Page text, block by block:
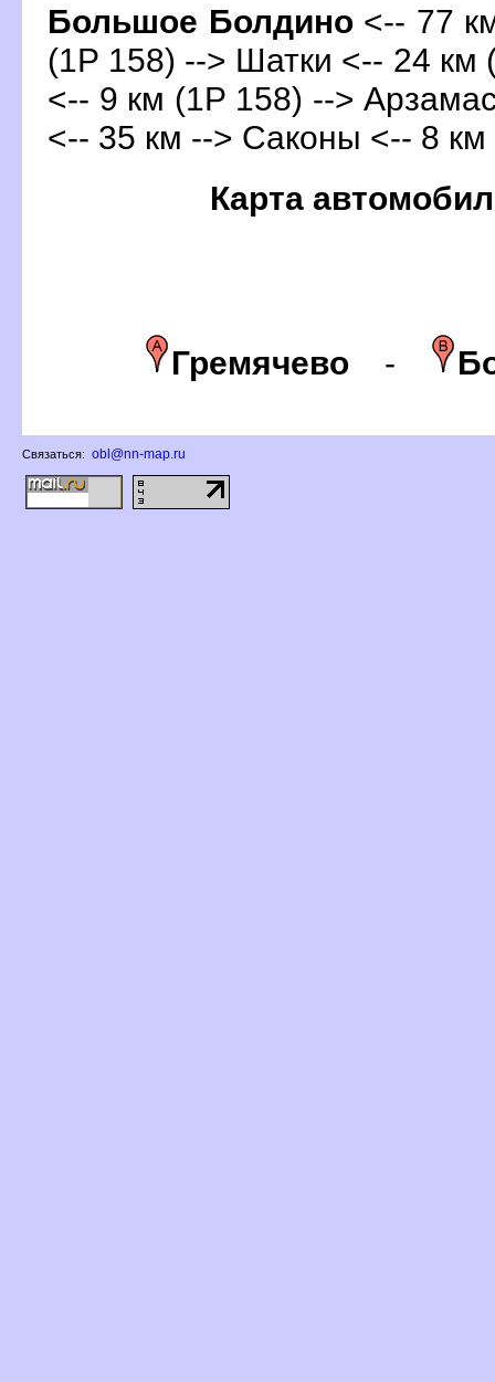
Большое Болдино<-- 77
(1Р 158) --> Шатки <-- 24 км
<-- 9 км (1Р 158) -->
<-- 35 км --> Саконы <-- 8
Карта
Гремячево -
Связаться: obl@nn-map.ru